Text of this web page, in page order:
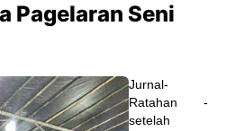
Pagelaran Seni
Jurnal-
Ratahan -
setelah